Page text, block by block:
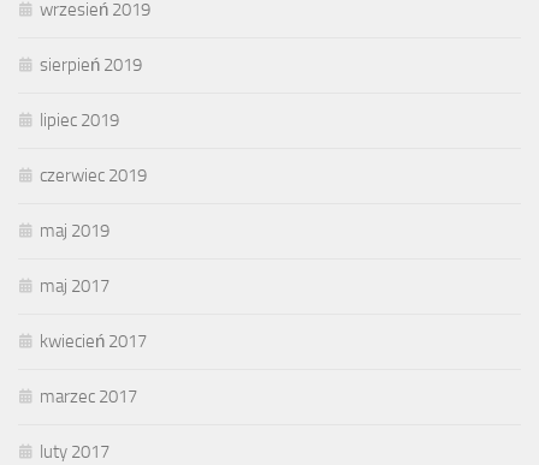
wrzesień 2019
sierpień 2019
lipiec 2019
czerwiec 2019
maj 2019
maj 2017
kwiecień 2017
marzec 2017
luty 2017